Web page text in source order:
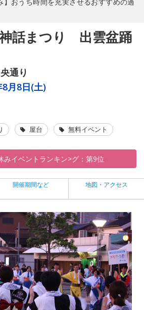
話まつり 出雲盆踊
通り
8月8日(土)
屋台 無料イベント
みイベントランキン>グ：第9位
開催期間など 地図・アクセス